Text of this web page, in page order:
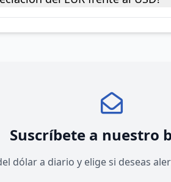
Suscríbete a nuestro
dólar a diario y elige si deseas